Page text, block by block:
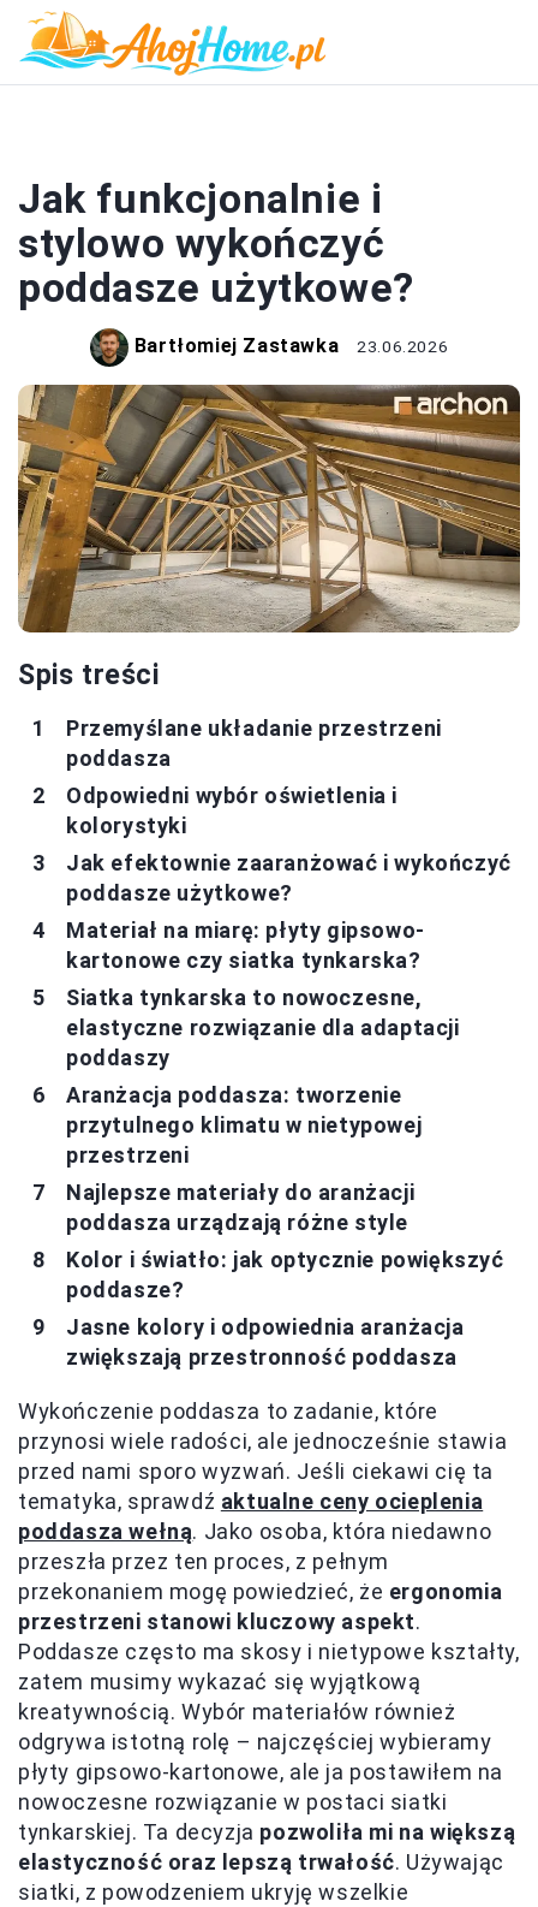
Jak funkcjonalnie i
stylowo wykończyć
poddasze użytkowe?
Bartłomiej Zastawka 23.06.2026
Spis treści
Przemyślane układanie przestrzeni
poddasza
Odpowiedni wybór oświetlenia i
kolorystyki
Jak efektownie zaaranżować i wykończyć
poddasze użytkowe?
Materiał na miarę: płyty gipsowo-
kartonowe czy siatka tynkarska?
Siatka tynkarska to nowoczesne,
elastyczne rozwiązanie dla adaptacji
poddaszy
Aranżacja poddasza: tworzenie
przytulnego klimatu w nietypowej
przestrzeni
Najlepsze materiały do aranżacji
poddasza urządzają różne style
Kolor i światło: jak optycznie powiększyć
poddasze?
Jasne kolory i odpowiednia aranżacja
zwiększają przestronność poddasza
Wykończenie poddasza to zadanie, które
przynosi wiele radości, ale jednocześnie stawia
przed nami sporo wyzwań. Jeśli ciekawi cię ta
tematyka, sprawdź aktualne ceny ocieplenia
poddasza wełną. Jako osoba, która niedawno
przeszła przez ten proces, z pełnym
przekonaniem mogę powiedzieć, że ergonomia
przestrzeni stanowi kluczowy aspekt.
Poddasze często ma skosy i nietypowe kształty,
zatem musimy wykazać się wyjątkową
kreatywnością. Wybór materiałów również
odgrywa istotną rolę – najczęściej wybieramy
płyty gipsowo-kartonowe, ale ja postawiłem na
nowoczesne rozwiązanie w postaci siatki
tynkarskiej. Ta decyzja pozwoliła mi na większą
elastyczność oraz lepszą trwałość. Używając
siatki, z powodzeniem ukryję wszelkie